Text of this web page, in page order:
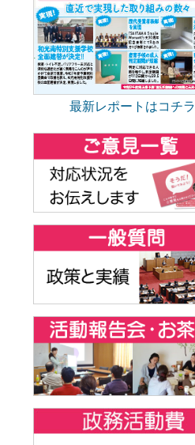
最新レポートはコチラ